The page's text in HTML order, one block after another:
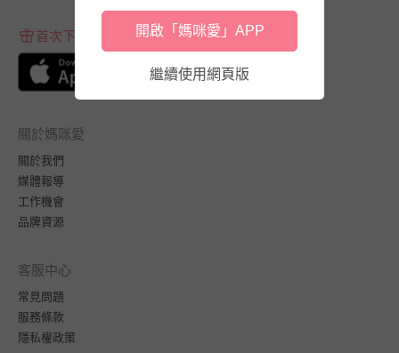
首次下載APP送$100折價券
關於媽咪愛
關於我們
媒體報導
工作機會
品牌資源
客服中心
常見問題
服務條款
隱私權政策
開啟「媽咪愛」APP
繼續使用網頁版